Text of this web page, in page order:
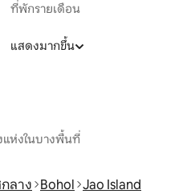
ที่พักรายเดือน
แสดงมากขึ้น
แห่งในบางพื้นที่
ลาง Bohol Jao Island